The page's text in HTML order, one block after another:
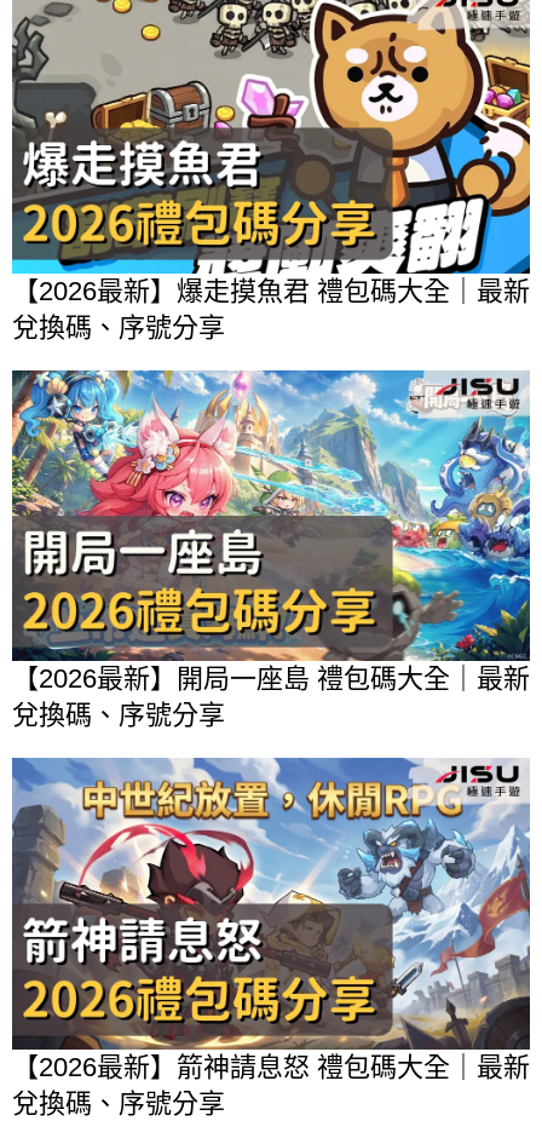
【2026最新】爆走摸魚君 禮包碼大全｜最新
兌換碼、序號分享
【2026最新】開局一座島 禮包碼大全｜最新
兌換碼、序號分享
【2026最新】箭神請息怒 禮包碼大全｜最新
兌換碼、序號分享